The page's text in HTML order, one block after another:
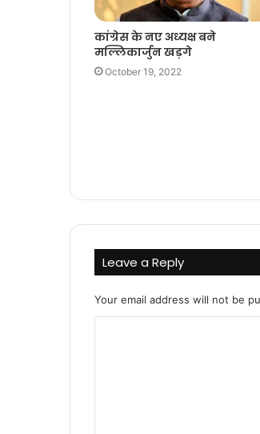
कांग्रेस के नए अध्यक्ष बने
मल्लिकार्जुन खड़गे
October 19, 2022
Leave a Reply
Your email address will not be